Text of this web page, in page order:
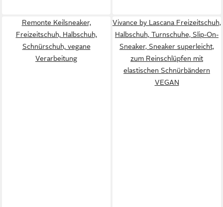
Remonte Keilsneaker,
Freizeitschuh, Halbschuh,
Schnürschuh, vegane
Verarbeitung
Vivance by Lascana Freizeitschuh,
Halbschuh, Turnschuhe, Slip-On-
Sneaker, Sneaker superleicht,
zum Reinschlüpfen mit
elastischen Schnürbändern
VEGAN